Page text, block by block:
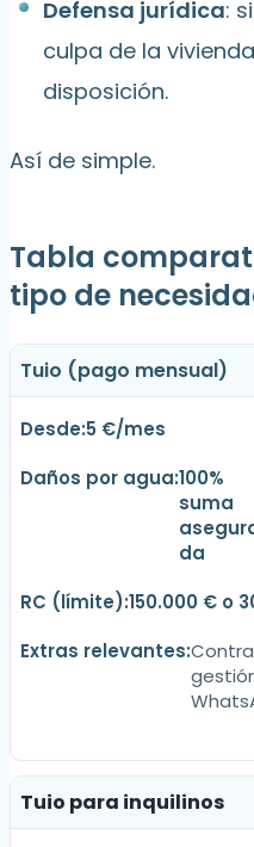
Defensa jurídica:
culpa de la
disposición.
Así de simple.
Tabla
tipo de
Tuio (pago mensual)
5 €/mes
100%
suma
da
150.000 € o
Tuio para inquilinos